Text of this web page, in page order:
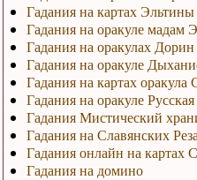
Гадания на картах Эльтины
Гадания на оракуле мадам
Гадания на оракулах
Гадания на оракуле
Гадания на картах оракула
Гадания на оракуле
Гадания Мистический
Гадания на Славянских
Гадания онлайн на картах
Гадания на домино